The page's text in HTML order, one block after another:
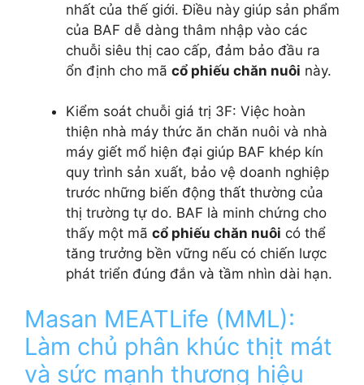
nhất của thế giới. Điều này giúp sản phẩm
của BAF dễ dàng thâm nhập vào các
chuỗi siêu thị cao cấp, đảm bảo đầu ra
ổn định cho mã cổ phiếu chăn nuôi này.
Kiểm soát chuỗi giá trị 3F: Việc hoàn
thiện nhà máy thức ăn chăn nuôi và nhà
máy giết mổ hiện đại giúp BAF khép kín
quy trình sản xuất, bảo vệ doanh nghiệp
trước những biến động thất thường của
thị trường tự do. BAF là minh chứng cho
thấy một mã cổ phiếu chăn nuôi có thể
tăng trưởng bền vững nếu có chiến lược
phát triển đúng đắn và tầm nhìn dài hạn.
Masan MEATLife (MML):
Làm chủ phân khúc thịt mát
và sức mạnh thương hiệu